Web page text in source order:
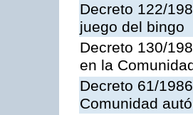
Decreto 122/
juego del bingo
Decreto 130/
en la
Decreto 61/
Comunidad